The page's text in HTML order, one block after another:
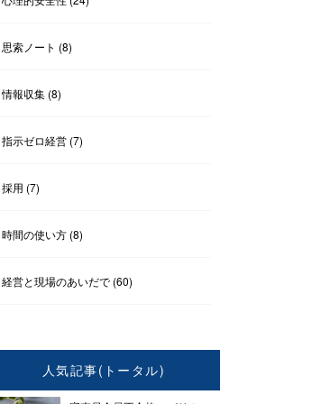
思索ノート (8)
情報収集(8)
指示ゼロ経営(7)
採用 (7)
時間の使い方(8)
経営と現場のあいだで(60)
人気記事(トータル)